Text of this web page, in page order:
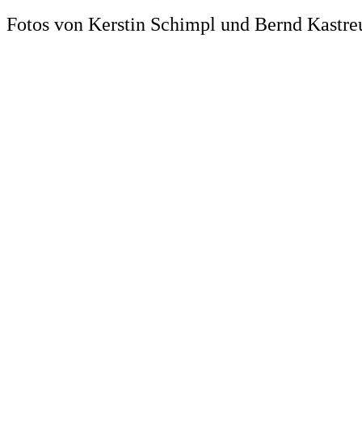
Fotos von Kerstin Schimpl und Bernd